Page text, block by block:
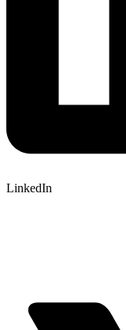
LinkedIn